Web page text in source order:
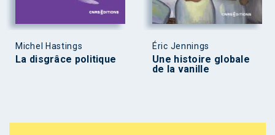
Michel Hastings
La disgrâce politique
Éric Jennings
Une histoire globale
de la vanille